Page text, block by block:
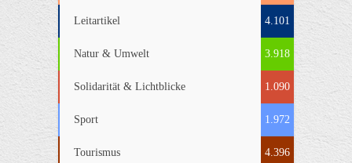
Leitartikel 4.101
Natur & Umwelt 3.918
Solidarität & Lichtblicke 1.090
Sport 1.972
Tourismus 4.396